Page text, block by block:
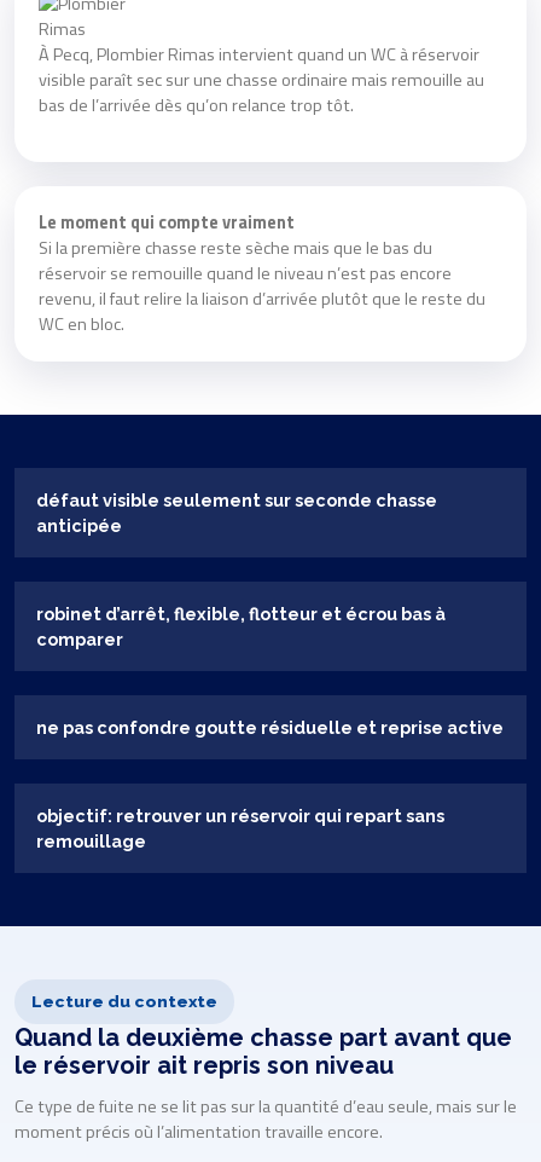
À Pecq, Plombier Rimas intervient quand un WC à réservoir
visible paraît sec sur une chasse ordinaire mais remouille au
bas de l’arrivée dès qu’on relance trop tôt.
Le moment qui compte vraiment
Si la première chasse reste sèche mais que le bas du
réservoir se remouille quand le niveau n’est pas encore
revenu, il faut relire la liaison d’arrivée plutôt que le reste du
WC en bloc.
défaut visible seulement sur seconde chasse
anticipée
robinet d’arrêt, flexible, flotteur et écrou bas à
comparer
ne pas confondre goutte résiduelle et reprise active
objectif: retrouver un réservoir qui repart sans
remouillage
Lecture du contexte
Quand la deuxième chasse part avant que
le réservoir ait repris son niveau
Ce type de fuite ne se lit pas sur la quantité d’eau seule, mais sur le
moment précis où l’alimentation travaille encore.